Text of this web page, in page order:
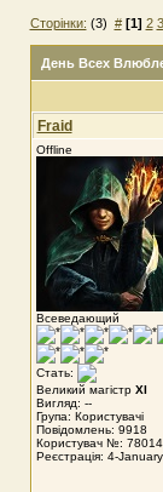
Сторінки: (3) # [1] 2 3
День Всех
Fraid
Offline
Всеведающий
Стать:
Великий магістр XI
Вигляд: --
Група: Користувачі
Повідомлень: 9918
Користувач №: 78014
Реєстрація: 4-